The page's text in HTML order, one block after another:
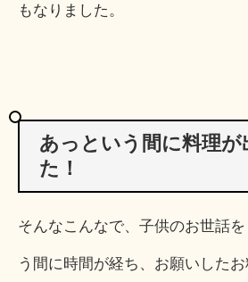
もなりました。
あっという間に料理が
た！
そんなこんなで、子供のお世話
う間に時間が経ち、お願いした